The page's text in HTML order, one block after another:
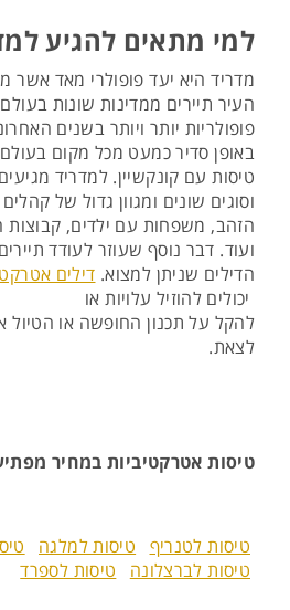
למי מתאים להגיע
מדריד היא יעד פופולרי מאד אשר
העיר תיירים ממדינות שונות
פופולריות יותר ויותר בשנים
באופן סדיר כמעט מכל מקום בעולם
טיסות עם קונקשיין. למדריד
וסוגים שונים ומגוון גדול של
הזהב, משפחות עם ילדים, קבוצות
ועוד. דבר נוסף שעוזר לעודד
הדילים שניתן למצוא. דילים
יכולים להוזיל עלויות או
להקל על תכנון החופשה או הטיול
לצאת.
טיסות אטרקטיביות במחיר
טיסות לטנריף טיסות למלגה
טיסות לברצלונה
טיסות לספרד